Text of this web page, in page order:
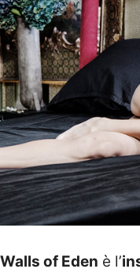
of Eden è l’